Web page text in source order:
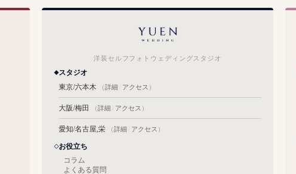
洋装セルフフォトウェディングスタジオ
スタジオ
東京/六本木
（詳細 アクセス ）
大阪/梅田 （詳細 アクセス ）
愛知/名古屋,栄 （詳細 アクセス ）
お役立ち
コラム
よくある質問